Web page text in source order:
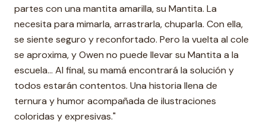
partes con una mantita amarilla, su Mantita. La
necesita para mimarla, arrastrarla, chuparla. Con ella,
se siente seguro y reconfortado. Pero la vuelta al cole
se aproxima, y Owen no puede llevar su Mantita a la
escuela… Al final, su mamá encontrará la solución y
todos estarán contentos. Una historia llena de
ternura y humor acompañada de ilustraciones
coloridas y expresivas."